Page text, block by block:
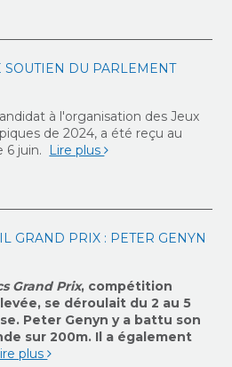
SOUTIEN DU PARLEMENT
à l'organisation des Jeux
de 2024, a été reçu au
6 juin. Lire plus
GRAND PRIX : PETER GENYN
Grand Prix, compétition
se déroulait du 2 au 5
Peter Genyn y a battu son
sur 200m. Il a également
plus